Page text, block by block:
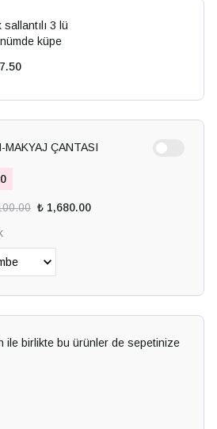
sallantılı 3 lü
küpe
MAKYAJ ÇANTASI
₺ 1,680.00
ile birlikte bu ürünler de sepetinize